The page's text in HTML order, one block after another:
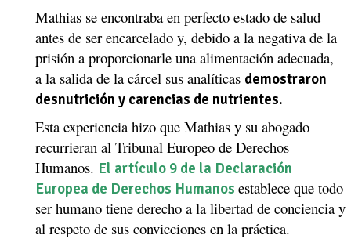
Mathias se encontraba en perfecto estado de salud
antes de ser encarcelado y, debido a la negativa de la
prisión a proporcionarle una alimentación adecuada,
a la salida de la cárcel sus analíticas demostraron
desnutrición y carencias de nutrientes.
Esta experiencia hizo que Mathias y su abogado
recurrieran al Tribunal Europeo de Derechos
Humanos. El artículo 9 de la Declaración
Europea de Derechos Humanos establece que todo
ser humano tiene derecho a la libertad de conciencia y
al respeto de sus convicciones en la práctica.